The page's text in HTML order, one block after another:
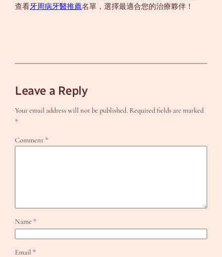
查看牙周病牙醫推薦名單，選擇最適合您的治療夥伴！
Leave a Reply
Your email address will not be published. Required fields are marked
*
Comment *
Name *
Email *